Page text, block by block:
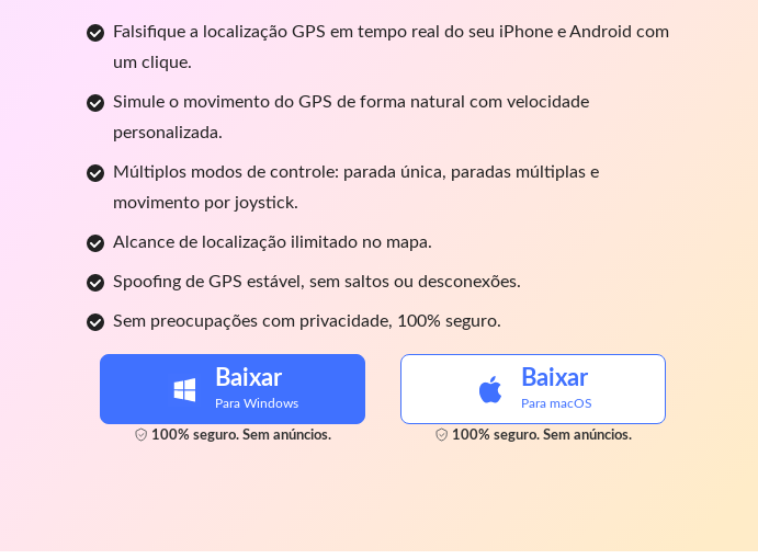
Falsifique a localização GPS em tempo real do seu iPhone e Android com
um clique.
Simule o movimento do GPS de forma natural com velocidade
personalizada.
Múltiplos modos de controle: parada única, paradas múltiplas e
movimento por joystick.
Alcance de localização ilimitado no mapa.
Spoofing de GPS estável, sem saltos ou desconexões.
Sem preocupações com privacidade, 100% seguro.
Baixar
Para Windows
100% seguro. Sem anúncios.
Baixar
Para macOS
100% seguro. Sem anúncios.